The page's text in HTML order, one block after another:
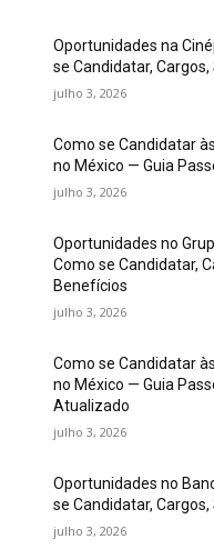
Oportunidades na
se Candidatar,
julho 3, 2026
Como se Candidatar
no México — Guia
julho 3, 2026
Oportunidades no
Como se Candidatar,
Benefícios
julho 3, 2026
Como se Candidatar
no México — Guia
Atualizado
julho 3, 2026
Oportunidades no
se Candidatar,
julho 3, 2026